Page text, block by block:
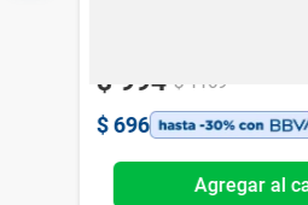
$ 994 $ 1169
$ 696
Agregar al